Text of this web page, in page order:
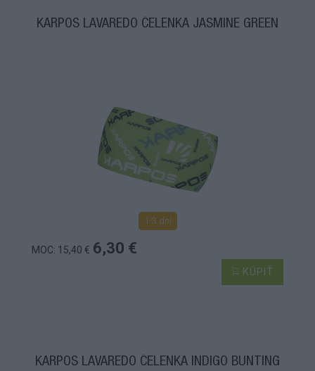
KARPOS LAVAREDO ČELENKA JASMINE GREEN
1-3 dní
MOC: 15,40 € 6,30 €
KÚPIŤ
KARPOS LAVAREDO ČELENKA INDIGO BUNTING